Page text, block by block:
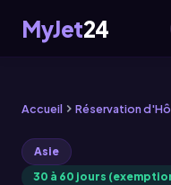
MyJet24
Accueil Réservation
Asie
30 à 60 jours